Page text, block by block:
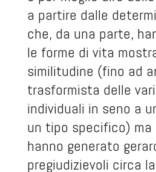
a partire dalle
che, da una parte,
le forme di vita
similitudine (fino ad
trasformista delle
individuali in seno a
un tipo specifico) ma
hanno generato
pregiudizievoli circa